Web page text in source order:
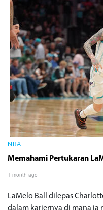
NBA
Memahami Pertukaran
1 month ago
LaMelo Ball dilepas
dalam kariernya di mana ia